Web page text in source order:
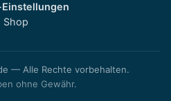
Shop
— Alle Rechte vorbehalten.
ohne Gewähr.